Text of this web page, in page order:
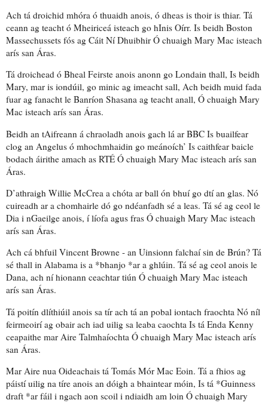
Ach tá droichid mhóra ó thuaidh anois, ó dheas is thoir is thiar. Tá
ceann ag teacht ó Mheiriceá isteach go hInis Oírr. Is beidh Boston
Massechussets fós ag Cáit Ní Dhuibhir Ó chuaigh Mary Mac isteach
arís san Áras.
Tá droichead ó Bheal Feirste anois anonn go Londain thall, Is beidh
Mary, mar is iondúil, go minic ag imeacht sall, Ach beidh muid fada
fuar ag fanacht le Banríon Shasana ag teacht anall, Ó chuaigh Mary
Mac isteach arís san Áras.
Beidh an tAifreann á chraoladh anois gach lá ar BBC Is buailfear
clog an Angelus ó mhochmhaidin go meánoích’ Is caithfear baicle
bodach áirithe amach as RTÉ Ó chuaigh Mary Mac isteach arís san
Áras.
D’athraigh Willie McCrea a chóta ar ball ón bhuí go dtí an glas. Nó
cuireadh ar a chomhairle dó go ndéanfadh sé a leas. Tá sé ag ceol le
Dia i nGaeilge anois, í líofa agus fras Ó chuaigh Mary Mac isteach
arís san Áras.
Ach cá bhfuil Vincent Browne - an Uinsionn falchaísin de Brún? Tá
sé thall in Alabama is a *bhanjo *ar a ghlúin. Tá sé ag ceol anois le
Dana, ach ní hionann ceachtar tiún Ó chuaigh Mary Mac isteach
arís san Áras.
Tá poitín dlíthiúil anois sa tír ach tá an pobal iontach fraochta Nó níl
feirmeoirí ag obair ach iad uilig sa leaba caochta Is tá Enda Kenny
ceapaithe mar Aire Talmhaíochta Ó chuaigh Mary Mac isteach arís
san Áras.
Mar Aire nua Oideachais tá Tomás Mór Mac Eoin. Tá a fhios ag
páistí uilig na tíre anois an dóigh a bhaintear móin, Is tá *Guinness
draft *ar fáil i ngach aon scoil i ndiaidh am loin Ó chuaigh Mary